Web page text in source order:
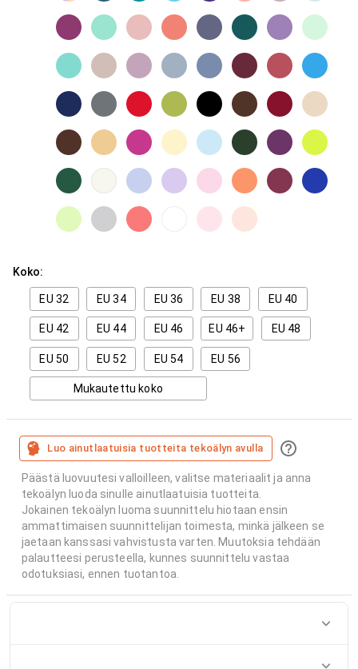
Koko:
EU 32 EU 34 EU 36 EU 38 EU 40
EU 42 EU 44 EU 46 EU 46+ EU 48
EU 50 EU 52 EU 54 EU 56
Mukautettu koko
Luo ainutlaatuisia tuotteita tekoälyn avulla
Päästä luovuutesi valloilleen, valitse materiaalit ja anna
tekoälyn luoda sinulle ainutlaatuisia tuotteita.
Jokainen tekoälyn luoma suunnittelu hiotaan ensin
ammattimaisen suunnittelijan toimesta, minkä jälkeen se
jaetaan kanssasi vahvistusta varten. Muutoksia tehdään
palautteesi perusteella, kunnes suunnittelu vastaa
odotuksiasi, ennen tuotantoa.